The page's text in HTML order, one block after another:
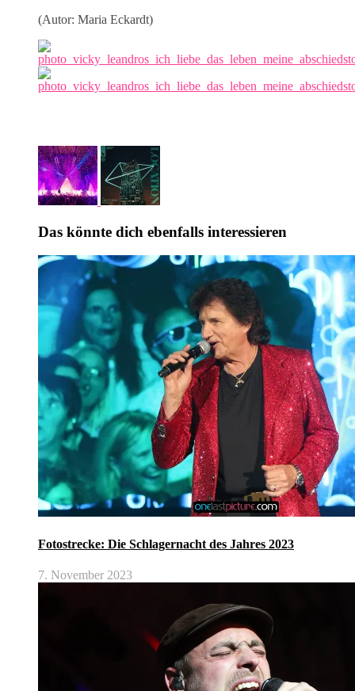
(Autor: Maria Eckardt)
Das könnte dich ebenfalls interessieren
Fotostrecke: Die Schlagernacht des Jahres 2023
7. November 2023